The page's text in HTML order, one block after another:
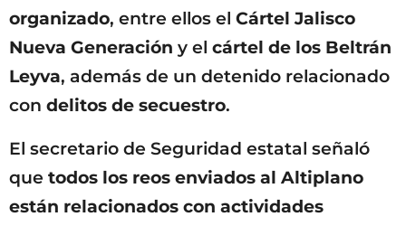
organizado, entre ellos el Cártel Jalisco
Nueva Generación y el cártel de los Beltrán
Leyva, además de un detenido relacionado
con delitos de secuestro.
El secretario de Seguridad estatal señaló
que todos los reos enviados al Altiplano
están relacionados con actividades